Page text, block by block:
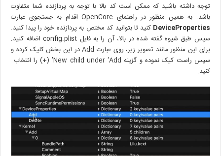
توجه داشته باشید که ممکن است کد بالا با توجه به پردازنده شما متفاوت
باشد. به همین منظور در راهنمای OpenCore اقدام به جستجوی عبارت
DeviceProperties کنید تا بتوانید کد مختص به پردازنده خود را پیدا کنید.
سپس طبق شیوه گفته شده در بالا، آن را به فایل config.plist اضافه کنید.
برای این منظور مانند تصویر زیر، روی عبارت Add در این بخش کلیک کرده و
سپس راست کیک نموده و گزینه New child under ‘Add’ (+) را انتخاب
کنید.